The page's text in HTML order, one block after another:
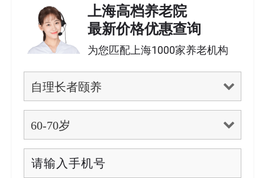
上海高档养老院
最新价格优惠查询
为您匹配上海1000家养老机构